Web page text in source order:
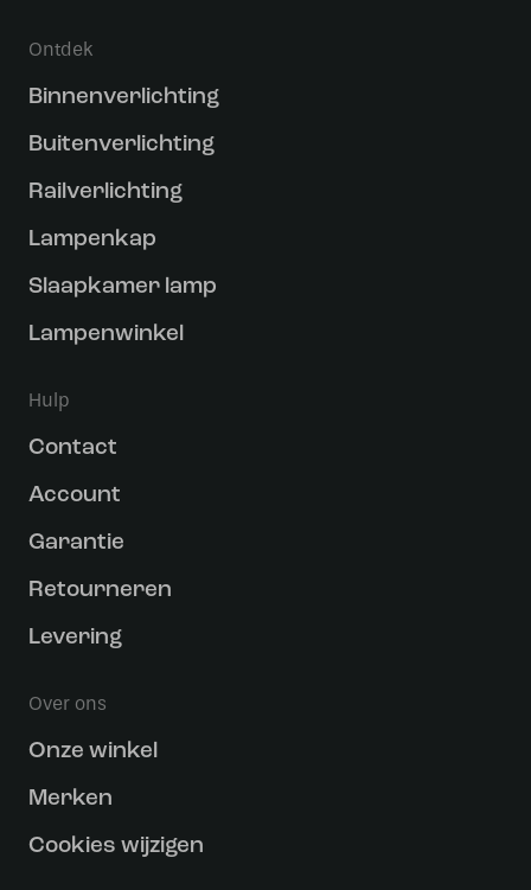
Ontdek
Binnenverlichting
Buitenverlichting
Railverlichting
Lampenkap
Slaapkamer lamp
Lampenwinkel
Hulp
Contact
Account
Garantie
Retourneren
Levering
Over ons
Onze winkel
Merken
Cookies wijzigen